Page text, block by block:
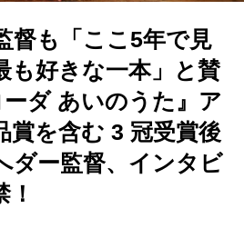
督も「ここ5年で見
も好きな一本」と賛
ダ あいのうた』ア
賞を含む 3 冠受賞後
ダー監督、インタビ